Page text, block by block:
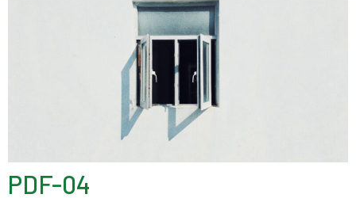
PDF-04